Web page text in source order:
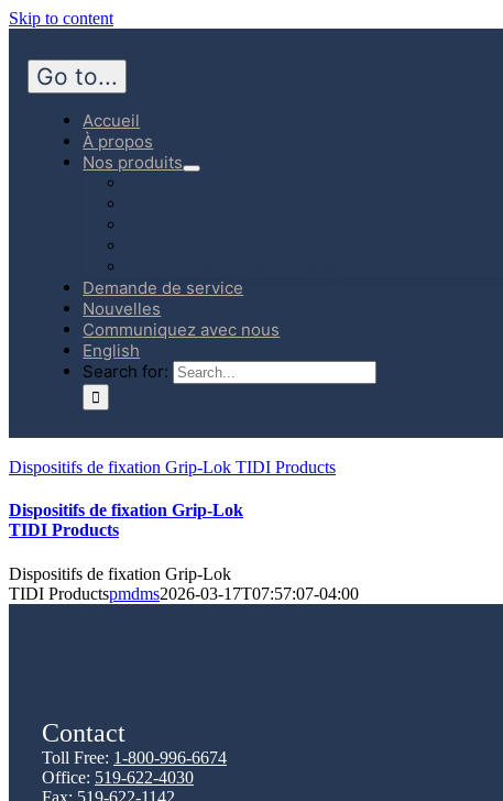
Skip to content
Go to...
Accueil
À propos
Nos produits
Demande de service
Nouvelles
Communiquez avec nous
English
Search for:
Dispositifs de fixation Grip-Lok TIDI Products
Dispositifs de fixation Grip-Lok
TIDI Products
Dispositifs de fixation Grip-Lok
TIDI Productspmdms2026-03-17T07:57:07-04:00
Contact
Toll Free: 1-800-996-6674
Office: 519-622-4030
Fax: 519-622-1142